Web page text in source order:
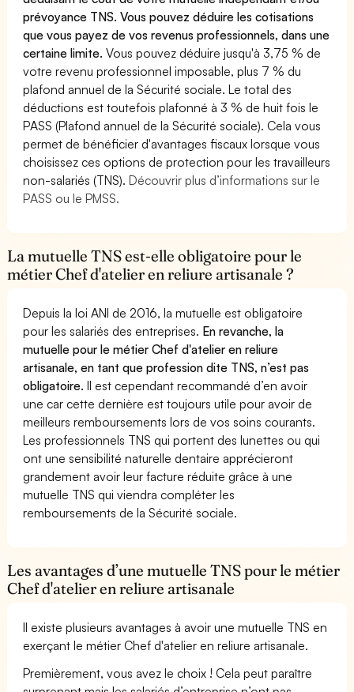
prévoyance TNS. Vous pouvez déduire les cotisations
que vous payez de vos revenus professionnels, dans une
certaine limite.Vous pouvez déduire jusqu'à 3,75 % de
votre revenu professionnel imposable, plus 7 % du
plafond annuel de la Sécurité sociale. Le total des
déductions est toutefois plafonné à 3 % de huit fois le
PASS (Plafond annuel de la Sécurité sociale). Cela vous
permet de bénéficier d'avantages fiscaux lorsque vous
choisissez ces options de protection pour les travailleurs
non-salariés (TNS).Découvrir plus d’informations sur le
PASS ou le PMSS.
La mutuelle TNS est-elle obligatoire pour le
métier Chef d'atelier en reliure artisanale ?
Depuis la loi ANI de 2016, la mutuelle est obligatoire
pour les salariés des entreprises. En revanche, la
mutuelle pour le métier Chef d'atelier en reliure
artisanale, en tant que profession dite TNS, n’est pas
obligatoire.Il est cependant recommandé d’en avoir
une car cette dernière est toujours utile pour avoir de
meilleurs remboursements lors de vos soins courants.
Les professionnels TNS qui portent des lunettes ou qui
ont une sensibilité naturelle dentaire apprécieront
grandement avoir leur facture réduite grâce à une
mutuelle TNS qui viendra compléter les
remboursements de la Sécurité sociale.
Les avantages d’une mutuelle TNS pour le métier
Chef d'atelier en reliure artisanale
Il existe plusieurs avantages à avoir une mutuelle TNS en
exerçant le métier Chef d'atelier en reliure artisanale.
Premièrement, vous avez le choix ! Cela peut paraître